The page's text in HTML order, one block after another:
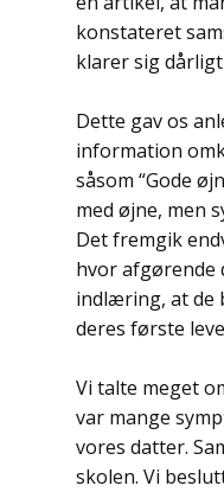
konstateret
klarer sig
Dette gav os
information
såsom “Gode
med øjne, men
Det fremgik
hvor afgørende
indlæring, at de
deres første
Vi talte meget
var mange
vores datter.
skolen. Vi